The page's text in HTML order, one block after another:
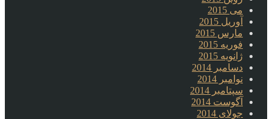
می 2015
آوریل 2015
مارس 2015
فوریه 2015
ژانویه 2015
دسامبر 2014
نوامبر 2014
سپتامبر 2014
آگوست 2014
جولای 2014